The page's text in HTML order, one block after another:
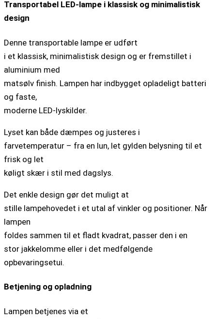
Transportabel LED-lampe i klassisk og minimalistisk
design
Denne transportable lampe er udført
i et klassisk, minimalistisk design og er fremstillet i
aluminium med
matsølv finish. Lampen har indbygget opladeligt batteri
og faste,
moderne LED-lyskilder.
Lyset kan både dæmpes og justeres i
farvetemperatur – fra en lun, let gylden belysning til et
frisk og let
køligt skær i stil med dagslys.
Det enkle design gør det muligt at
stille lampehovedet i et utal af vinkler og positioner. Når
lampen
foldes sammen til et fladt kvadrat, passer den i en
stor jakkelomme eller i det medfølgende
opbevaringsetui.
Betjening og opladning
Lampen betjenes via et